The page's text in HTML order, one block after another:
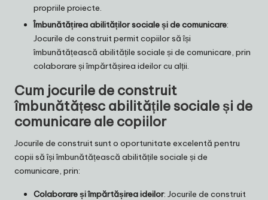
propriile proiecte.
Îmbunătățirea abilităților sociale și de comunicare:
Jocurile de construit permit copiilor să își
îmbunătățească abilitățile sociale și de comunicare, prin
colaborare și împărtășirea ideilor cu alții.
Cum jocurile de construit
îmbunătățesc abilitățile sociale și de
comunicare ale copiilor
Jocurile de construit sunt o oportunitate excelentă pentru
copii să își îmbunătățească abilitățile sociale și de
comunicare, prin:
Colaborare și împărtășirea ideilor: Jocurile de construit